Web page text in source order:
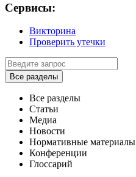
Сервисы:
Викторина
Проверить утечки
Все разделы
Все разделы
Статьи
Медиа
Новости
Нормативные материалы
Конференции
Глоссарий